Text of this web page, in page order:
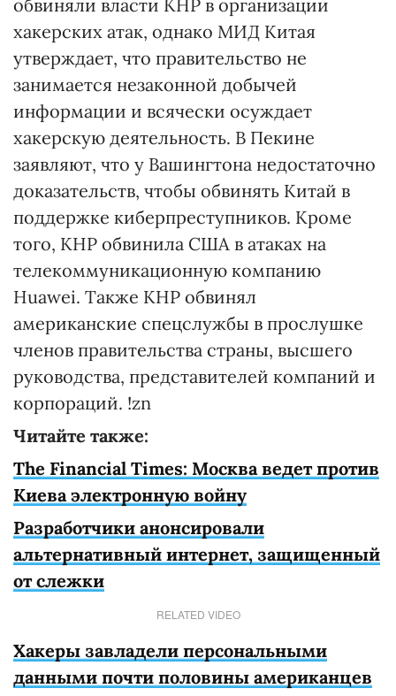
обвиняли власти КНР в организации
хакерских атак, однако МИД Китая
утверждает, что правительство не
занимается незаконной добычей
информации и всячески осуждает
хакерскую деятельность. В Пекине
заявляют, что у Вашингтона недостаточно
доказательств, чтобы обвинять Китай в
поддержке киберпреступников. Кроме
того, КНР обвинила США в атаках на
телекоммуникационную компанию
Huawei. Также КНР обвинял
американские спецслужбы в прослушке
членов правительства страны, высшего
руководства, представителей компаний и
корпораций. !zn
Читайте также:
The Financial Times: Москва ведет против
Киева электронную войну
Разработчики анонсировали
альтернативный интернет, защищенный
от слежки
RELATED VIDEO
Хакеры завладели персональными
данными почти половины американцев